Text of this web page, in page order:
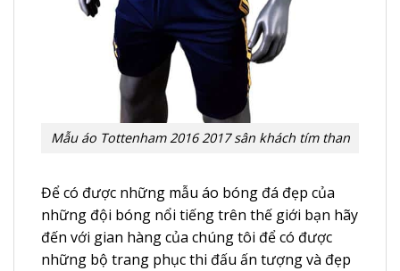
Mẫu áo Tottenham 2016 2017 sân khách tím than
Để có được những mẫu áo bóng đá đẹp của
những đội bóng nổi tiếng trên thế giới bạn hãy
đến với gian hàng của chúng tôi để có được
những bộ trang phục thi đấu ấn tượng và đẹp